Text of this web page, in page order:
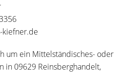
kiefner.de
um ein Mittelständisches- oder
in 09629 Reinsberghandelt,